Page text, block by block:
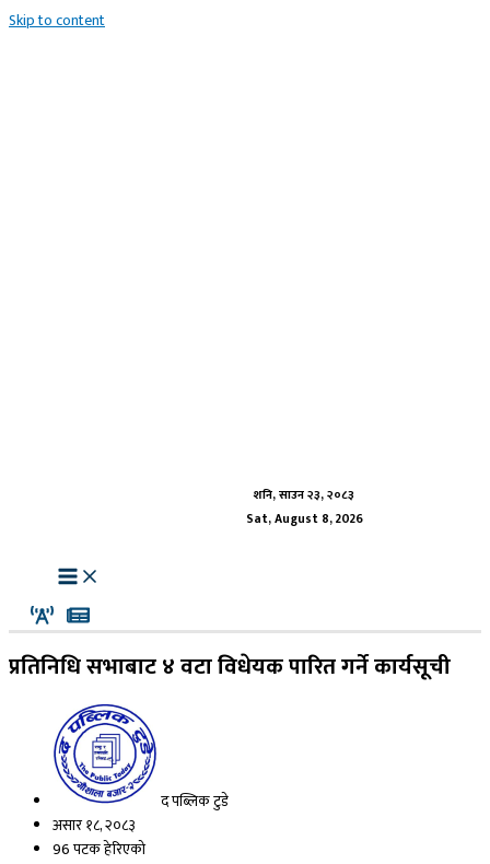
Skip to content
शनि, साउन २३, २०८३
Sat, August 8, 2026
प्रतिनिधि सभाबाट ४ वटा विधेयक पारित गर्ने कार्यसूची
द पब्लिक टुडे
असार १८, २०८३
96 पटक हेरिएको